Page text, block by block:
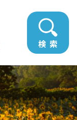
検 索